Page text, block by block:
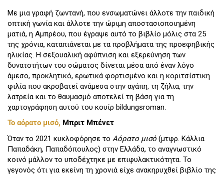
Με μια γραφή ζωντανή, που ενσωματώνει άλλοτε την παιδική
οπτική γωνία και άλλοτε την ώριμη αποστασιοποιημένη
ματιά, η Αμπρέου, που έγραψε αυτό το βιβλίο μόλις στα 25
της χρόνια, καταπιάνεται με τα προβλήματα της προεφηβικής
ηλικίας. Η σεξουαλική αφύπνιση και εξερεύνηση των
δυνατοτήτων του σώματος δίνεται μέσα από έναν λόγο
άμεσο, προκλητικό, ερωτικά φορτισμένο και η κοριτσίστικη
φιλία που ακροβατεί ανάμεσα στην αγάπη, τη ζήλια, την
λατρεία και το θαυμασμό αποτελεί τη βάση για τη
χαρτογράφηση αυτού του κουίρ bildungsroman.
Το αόρατο μισό, Μπριτ Μπένετ
Όταν το 2021 κυκλοφόρησε το Αόρατο μισό (μτφρ. Κάλλια
Παπαδάκη, Παπαδόπουλος) στην Ελλάδα, το αναγνωστικό
κοινό μάλλον το υποδέχτηκε με επιφυλακτικότητα. Το
γεγονός ότι για εκείνη τη χρονιά είχε ανακηρυχθεί βιβλίο της